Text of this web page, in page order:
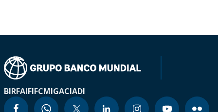
BIRFAIFIFCMIGACIADI